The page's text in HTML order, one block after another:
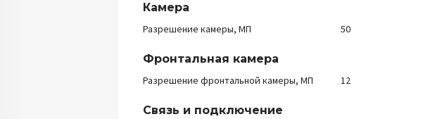
Камера
Разрешение камеры, МП 50
Фронтальная камера
Разрешение фронтальной камеры, МП 12
Связь и подключение